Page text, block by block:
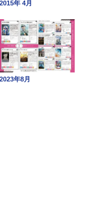
2015年 4月
2023年8月